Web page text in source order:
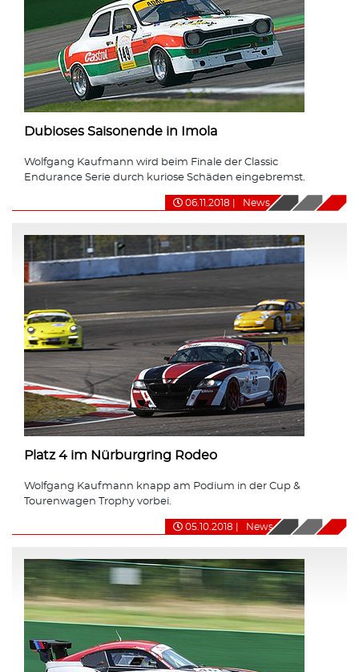
Dubioses Saisonende in Imola
Wolfgang Kaufmann wird beim Finale der Classic
Endurance Serie durch kuriose Schäden eingebremst.
06.11.2018 News
Platz 4 im Nürburgring Rodeo
Wolfgang Kaufmann knapp am Podium in der Cup &
Tourenwagen Trophy vorbei.
05.10.2018 News